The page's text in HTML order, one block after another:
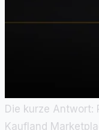
Die kurze Antwort:
Kaufland